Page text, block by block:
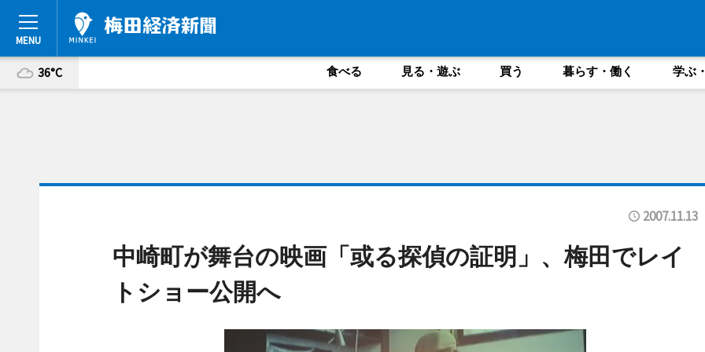
36°C 食べる 見る・遊ぶ 買う 暮らす・働く 学ぶ
2007.11.13
中崎町が舞台の映画「或る探偵の証明」、梅田でレイ
トショー公開へ